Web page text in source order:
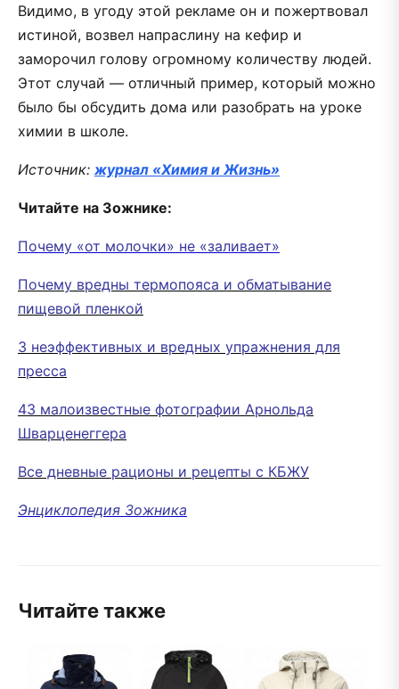
Видимо, в угоду этой рекламе он и пожертвовал
истиной, возвел напраслину на кефир и
заморочил голову огромному количеству людей.
Этот случай — отличный пример, который можно
было бы обсудить дома или разобрать на уроке
химии в школе.
Источник: журнал «Химия и Жизнь»
Читайте на Зожнике:
Почему «от молочки» не «заливает»
Почему вредны термопояса и обматывание
пищевой пленкой
3 неэффективных и вредных упражнения для
пресса
43 малоизвестные фотографии Арнольда
Шварценеггера
Все дневные рационы и рецепты с КБЖУ
Энциклопедия Зожника
Читайте также